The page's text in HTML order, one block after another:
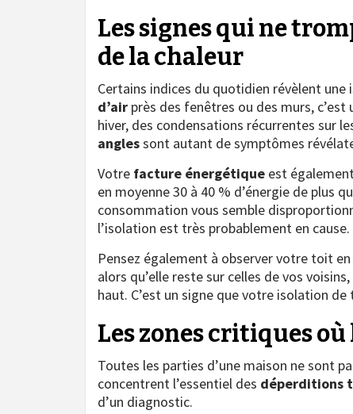
Les signes qui ne
de la chaleur
Certains indices du quotidien révèlent
d’air près des fenêtres ou des murs,
hiver, des condensations récurrentes sur
anglessont autant de symptômes
Votre facture énergétique est
en moyenne 30 à 40 % d’énergie de plus
consommation vous semble
l’isolation est très probablement en cause.
Pensez également à observer votre toit en
alors qu’elle reste sur celles de vos
haut. C’est un signe que votre isolation
Les zones critiques
Toutes les parties d’une maison ne sont
concentrent l’essentiel des déperditions
d’un diagnostic.